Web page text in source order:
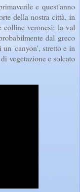
e quest'anno
della nostra città, in
colline veronesi: la val
dal greco
'canyon', stretto e in
vegetazione e solcato